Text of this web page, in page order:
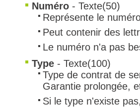
Numéro - Texte(50)
Représente le
Peut contenir des
Le numéro n'a pas
Type - Texte(100)
Type de contrat de
Garantie prolongée,
Si le type n'existe